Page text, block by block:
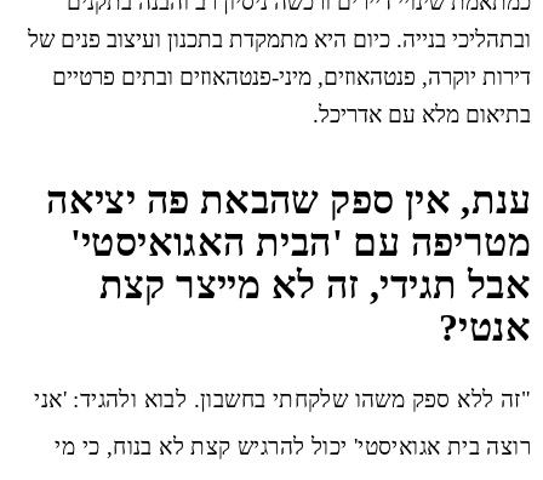
ובתהליכי בנייה. כיום היא מתמקדת בתכנון ועיצוב פנים של
דירות יוקרה, פנטהאוזים, מיני-פנטהאוזים ובתים פרטיים
בתיאום מלא עם אדריכל.
ענת, אין ספק שהבאת פה יציאה
מטריפה עם 'הבית האגואיסטי'
אבל תגידי, זה לא מייצר קצת
אנטי?
"זה ללא ספק משהו שלקחתי בחשבון. לבוא ולהגיד: 'אני
רוצה בית אגואיסטי' יכול להרגיש קצת לא בנוח, כי מי